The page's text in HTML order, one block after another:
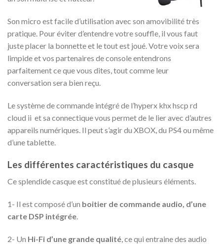
Son micro est facile d’utilisation avec son amovibilité très
pratique. Pour éviter d’entendre votre souffle, il vous faut
juste placer la bonnette et le tout est joué. Votre voix sera
limpide et vos partenaires de console entendrons
parfaitement ce que vous dites, tout comme leur
conversation sera bien reçu.
Le système de commande intégré de l’hyperx khx hscp rd
cloud ii et sa connectique vous permet de le lier avec d’autres
appareils numériques. Il peut s’agir du XBOX, du PS4 ou même
d’une tablette.
Les différentes caractéristiques du casque
Ce splendide casque est constitué de plusieurs éléments.
1- Il est composé d’un boitier de commande audio, d’une
carte DSP intégrée.
2- Un Hi-Fi d’une grande qualité , ce qui entraine des audio